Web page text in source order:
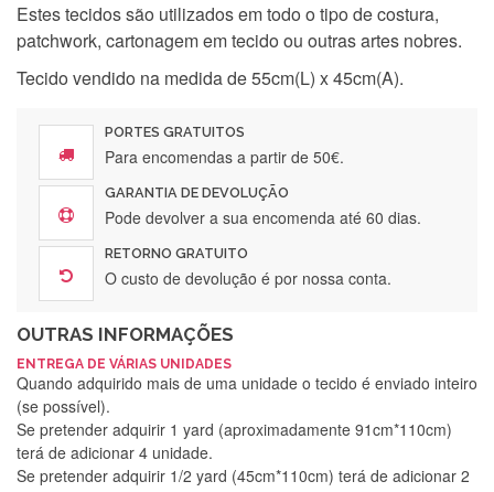
Estes tecidos são utilizados em todo o tipo de costura,
patchwork, cartonagem em tecido ou outras artes nobres.
Tecido vendido na medida de 55cm(L) x 45cm(A).
PORTES GRATUITOS
Para encomendas a partir de 50€.
GARANTIA DE DEVOLUÇÃO
Pode devolver a sua encomenda até 60 dias.
RETORNO GRATUITO
O custo de devolução é por nossa conta.
OUTRAS INFORMAÇÕES
ENTREGA DE VÁRIAS UNIDADES
Quando adquirido mais de uma unidade o tecido é enviado inteiro
(se possível).
Se pretender adquirir 1 yard (aproximadamente 91cm*110cm)
terá de adicionar 4 unidade.
Se pretender adquirir 1/2 yard (45cm*110cm) terá de adicionar 2